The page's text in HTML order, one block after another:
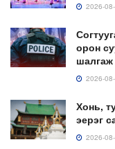
2026-
орон
2026-
Хонь,
эерэг
2026-